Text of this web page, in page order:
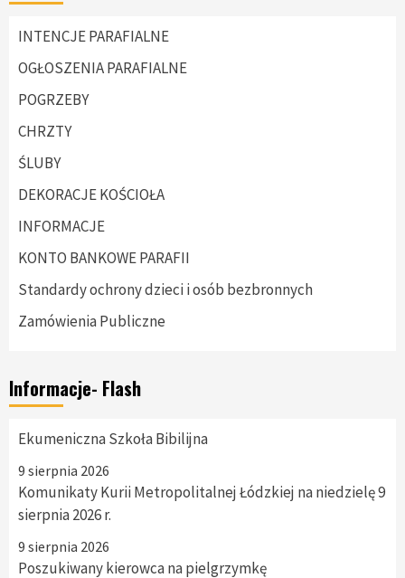
INTENCJE PARAFIALNE
OGŁOSZENIA PARAFIALNE
POGRZEBY
CHRZTY
ŚLUBY
DEKORACJE KOŚCIOŁA
INFORMACJE
KONTO BANKOWE PARAFII
Standardy ochrony dzieci i osób bezbronnych
Zamówienia Publiczne
Informacje- Flash
Ekumeniczna Szkoła Bibilijna
9 sierpnia 2026
Komunikaty Kurii Metropolitalnej Łódzkiej na niedzielę 9
sierpnia 2026 r.
9 sierpnia 2026
Poszukiwany kierowca na pielgrzymkę